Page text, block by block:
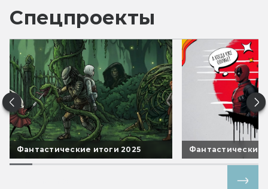
Спецпроекты
Фантастические итоги 2025 Фантастические